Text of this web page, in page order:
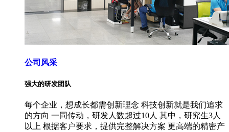
公司风采
强大的研发团队
每个企业，想成长都需创新理念 科技创新就是我们追求
的方向 一同传动，研发人数超过10人 其中，研究生3人
以上 根据客户要求，提供完整解决方案 更高端的精密产